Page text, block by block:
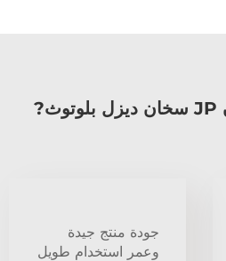
جودة منتج جيدة
وعمر استخدام طويل